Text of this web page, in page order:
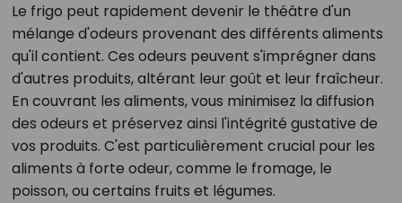
Le frigo peut rapidement devenir le théâtre d'un
mélange d'odeurs provenant des différents aliments
qu'il contient. Ces odeurs peuvent s'imprégner dans
d'autres produits, altérant leur goût et leur fraîcheur.
En couvrant les aliments, vous minimisez la diffusion
des odeurs et préservez ainsi l'intégrité gustative de
vos produits. C'est particulièrement crucial pour les
aliments à forte odeur, comme le fromage, le
poisson, ou certains fruits et légumes.